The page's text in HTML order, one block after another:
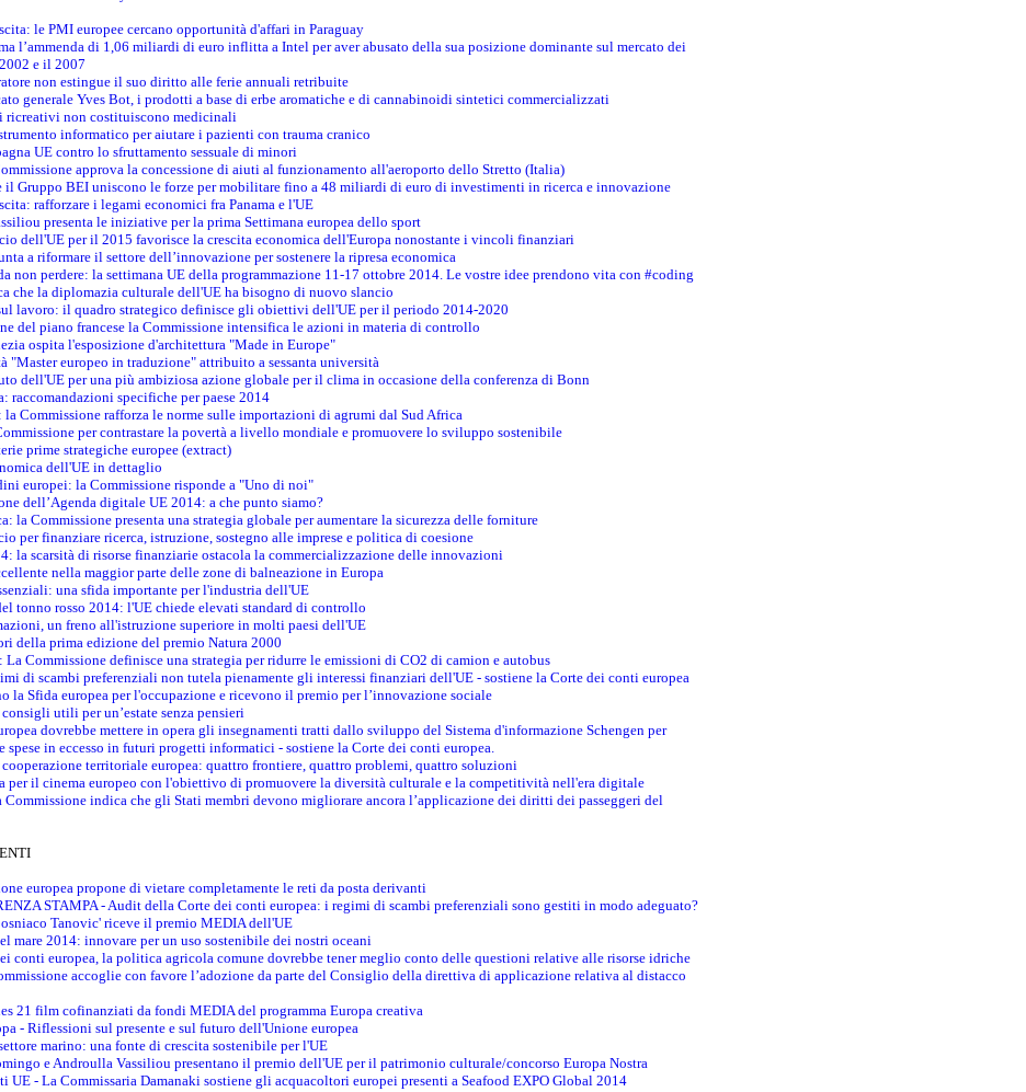
le PMI europee cercano opportunità d'affari in Paraguay
l’ammenda di 1,06 miliardi di euro inflitta a Intel per aver abusato della sua posizione dominante sul mercato dei
e il 2007
non estingue il suo diritto alle ferie annuali retribuite
generale Yves Bot, i prodotti a base di erbe aromatiche e di cannabinoidi sintetici commercializzati
ricreativi non costituiscono medicinali
informatico per aiutare i pazienti con trauma cranico
UE contro lo sfruttamento sessuale di minori
approva la concessione di aiuti al funzionamento all'aeroporto dello Stretto (Italia)
il Gruppo BEI uniscono le forze per mobilitare fino a 48 miliardi di euro di investimenti in ricerca e innovazione
rafforzare i legami economici fra Panama e l'UE
presenta le iniziative per la prima Settimana europea dello sport
dell'UE per il 2015 favorisce la crescita economica dell'Europa nonostante i vincoli finanziari
a riformare il settore dell’innovazione per sostenere la ripresa economica
non perdere: la settimana UE della programmazione 11-17 ottobre 2014. Le vostre idee prendono vita con #coding
che la diplomazia culturale dell'UE ha bisogno di nuovo slancio
lavoro: il quadro strategico definisce gli obiettivi dell'UE per il periodo 2014-2020
del piano francese la Commissione intensifica le azioni in materia di controllo
ospita l'esposizione d'architettura "Made in Europe"
"Master europeo in traduzione" attribuito a sessanta università
dell'UE per una più ambiziosa azione globale per il clima in occasione della conferenza di Bonn
raccomandazioni specifiche per paese 2014
la Commissione rafforza le norme sulle importazioni di agrumi dal Sud Africa
per contrastare la povertà a livello mondiale e promuovere lo sviluppo sostenibile
prime strategiche europee (extract)
dell'UE in dettaglio
europei: la Commissione risponde a "Uno di noi"
dell’Agenda digitale UE 2014: a che punto siamo?
la Commissione presenta una strategia globale per aumentare la sicurezza delle forniture
per finanziare ricerca, istruzione, sostegno alle imprese e politica di coesione
la scarsità di risorse finanziarie ostacola la commercializzazione delle innovazioni
nella maggior parte delle zone di balneazione in Europa
una sfida importante per l'industria dell'UE
tonno rosso 2014: l'UE chiede elevati standard di controllo
un freno all'istruzione superiore in molti paesi dell'UE
della prima edizione del premio Natura 2000
La Commissione definisce una strategia per ridurre le emissioni di CO2 di camion e autobus
di scambi preferenziali non tutela pienamente gli interessi finanziari dell'UE - sostiene la Corte dei conti europea
la Sfida europea per l'occupazione e ricevono il premio per l’innovazione sociale
utili per un’estate senza pensieri
dovrebbe mettere in opera gli insegnamenti tratti dallo sviluppo del Sistema d'informazione Schengen per
in eccesso in futuri progetti informatici - sostiene la Corte dei conti europea.
territoriale europea: quattro frontiere, quattro problemi, quattro soluzioni
per il cinema europeo con l'obiettivo di promuovere la diversità culturale e la competitività nell'era digitale
Commissione indica che gli Stati membri devono migliorare ancora l’applicazione dei diritti dei passeggeri del
europea propone di vietare completamente le reti da posta derivanti
STAMPA - Audit della Corte dei conti europea: i regimi di scambi preferenziali sono gestiti in modo adeguato?
Tanovic' riceve il premio MEDIA dell'UE
mare 2014: innovare per un uso sostenibile dei nostri oceani
conti europea, la politica agricola comune dovrebbe tener meglio conto delle questioni relative alle risorse idriche
accoglie con favore l’adozione da parte del Consiglio della direttiva di applicazione relativa al distacco
21 film cofinanziati da fondi MEDIA del programma Europa creativa
- Riflessioni sul presente e sul futuro dell'Unione europea
marino: una fonte di crescita sostenibile per l'UE
e Androulla Vassiliou presentano il premio dell'UE per il patrimonio culturale/concorso Europa Nostra
UE - La Commissaria Damanaki sostiene gli acquacoltori europei presenti a Seafood EXPO Global 2014